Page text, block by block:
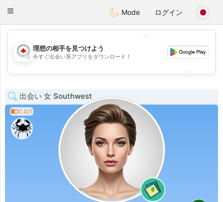
CANADIANchat
Toggle
Mode ログイン
💖
💕
理想の相手を見つけよう
今すぐ出会い系アプリをダウンロード！
出会い 女 Southwest
0.4/1
0